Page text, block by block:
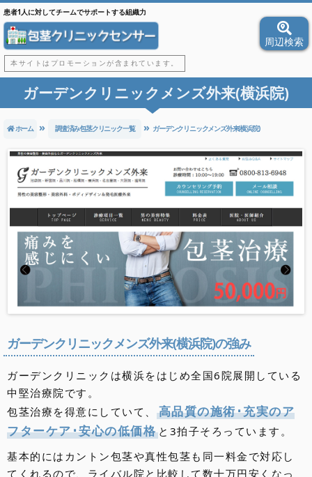
患者1人に対してチームでサポートする組織力
本サイトはプロモーションが含まれています。
周辺検索
北海道のクリニック
青森県のクリニック
秋田県のクリニック
岩手県のクリニック
山形県のクリニック
宮城県のクリニック
福島県のクリニック
関東 地方
東京都のクリニック
埼玉県のクリニック
千葉県のクリニック
神奈川県のクリニック
群馬県のクリニック
栃木県のクリニック
茨城県のクリニック
東海・甲信越・北陸地方
愛知県のクリニック
静岡県のクリニック
岐阜県のクリニック
三重県のクリニック
新潟県のクリニック
山梨県のクリニック
長野県のクリニック
富山県のクリニック
石川県のクリニック
福井県のクリニック
近畿地方
大阪府のクリニック
京都府のクリニック
滋賀県のクリニック
兵庫県のクリニック
奈良県のクリニック
和歌山県のクリニック
ガーデンクリニックメンズ外来(横浜院)
ホーム 調査済み包茎クリニック一覧 ガーデンクリニックメンズ外来(横浜院)
ガーデンクリニックメンズ外来(横浜院)の強み
ガーデンクリニックは横浜をはじめ全国6院展開している
中堅治療院です。
包茎治療を得意にしていて、
高品質の施術･充実のア
フターケア･安心の低価格 と3拍子そろっています。
基本的にはカントン包茎や真性包茎も同一料金で対応し
てくれるので、ライバル院と比較して数十万円安くなっ